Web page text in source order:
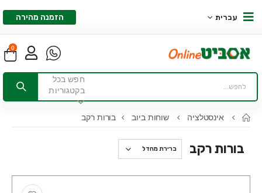
עברית הזמנה מהירה
0
חפש בכל
בקטגוריות
אינסטלציה שוחות ביוב בורות רקב
בורות רקב